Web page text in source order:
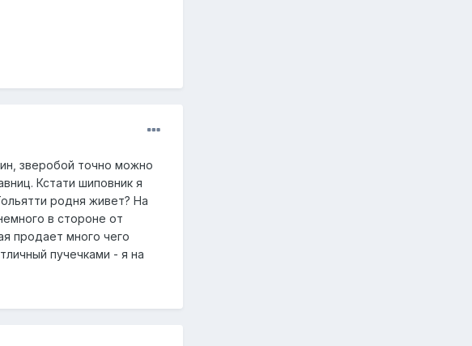
зверобой точно можно
Кстати шиповник я
родня живет? На
в стороне от
продает много чего
пучечками - я на